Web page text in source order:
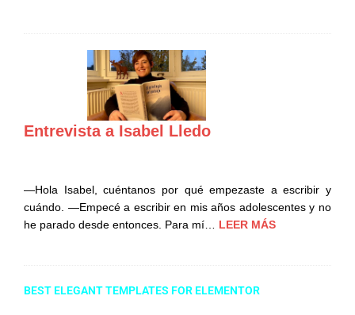
Entrevista a Isabel Lledo
—Hola Isabel, cuéntanos por qué empezaste a escribir y
cuándo. —Empecé a escribir en mis años adolescentes y no
he parado desde entonces. Para mí… LEER MÁS
BEST ELEGANT TEMPLATES FOR ELEMENTOR